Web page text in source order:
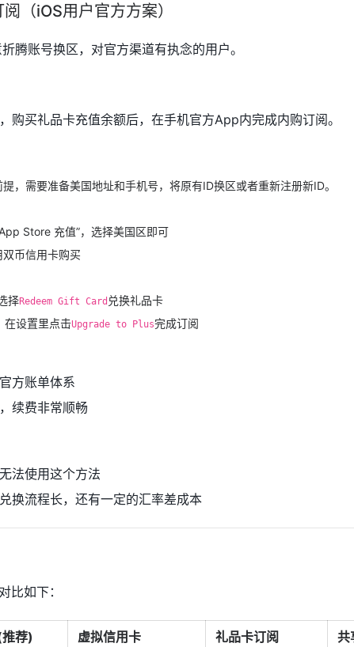
（iOS用户官方方案）
腾账号换区，对官方渠道有执念的用户。
购买礼品卡充值余额后，在手机官方App内完成内购订阅。
，需要准备美国地址和手机号，将原有ID换区或者重新注册新ID。
Store 充值”，选择美国区即可
币信用卡购买
择Redeem Gift Card 兑换礼品卡
在设置里点击Upgrade to Plus完成订阅
方账单体系
续费非常顺畅
法使用这个方法
换流程长，还有一定的汇率差成本
比如下：
荐) 虚拟信用卡 礼品卡订阅 共